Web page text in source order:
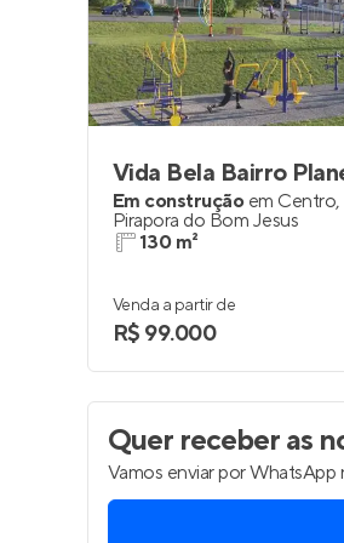
Vida Bela Bairro
Em construção em Centro,
Pirapora do Bom Jesus
130 m²
Venda a partir de
R$ 99.000
Quer receber as
Vamos enviar por